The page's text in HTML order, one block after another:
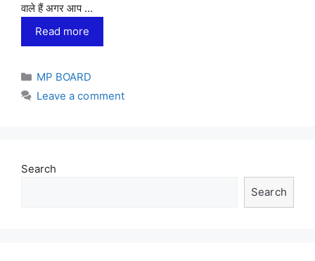
वाले हैं अगर आप …
Read more
Categories
MP BOARD
Leave a comment
Search
Search